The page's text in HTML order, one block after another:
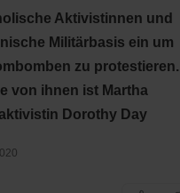
ändern:
Aktivistinnen und
Militärbasis ein um
zu protestieren.
von ihnen ist Martha
Dorothy Day